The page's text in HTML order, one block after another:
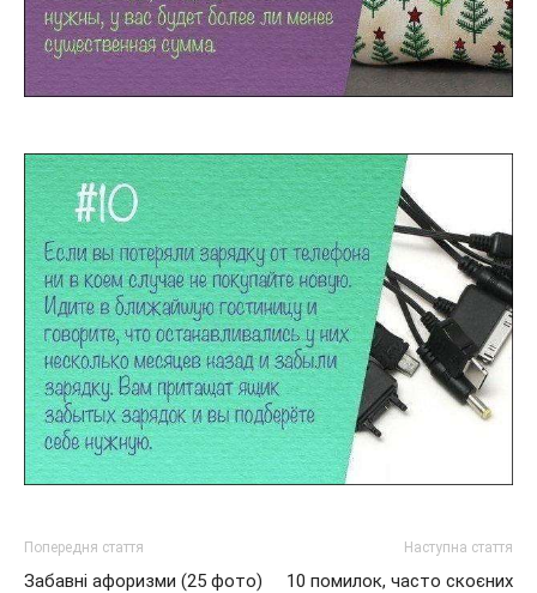
Попередня стаття
Забавні афоризми (25 фото)
Наступна стаття
10 помилок, часто скоєних